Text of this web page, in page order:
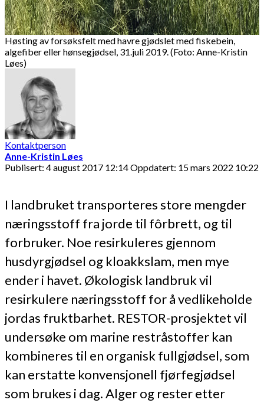
Høsting av forsøksfelt med havre gjødslet med fiskebein,
algefiber eller hønsegjødsel, 31.juli 2019. (Foto: Anne-Kristin
Løes)
Kontaktperson
Anne-Kristin Løes
Publisert: 4 august 2017 12:14Oppdatert: 15 mars 2022 10:22
I landbruket transporteres store mengder
næringsstoff fra jorde til fôrbrett, og til
forbruker. Noe resirkuleres gjennom
husdyrgjødsel og kloakkslam, men mye
ender i havet. Økologisk landbruk vil
resirkulere næringsstoff for å vedlikeholde
jordas fruktbarhet. RESTOR-prosjektet vil
undersøke om marine restråstoffer kan
kombineres til en organisk fullgjødsel, som
kan erstatte konvensjonell fjørfegjødsel
som brukes i dag. Alger og rester etter